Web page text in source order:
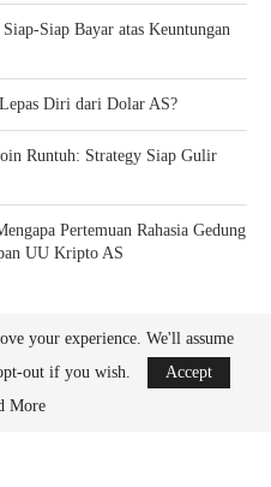
Siap Bayar atas Keuntungan
Diri dari Dolar AS?
Runtuh: Strategy Siap Gulir
Pertemuan Rahasia Gedung
UU Kripto AS
information on cryptocurrency, digital
your experience. We'll assume
out if you wish.
Accept
More